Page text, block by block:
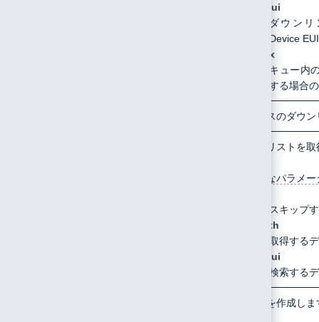
deveui
ダウン
Device
index
キュー内
する場合の
全デバイスのダウ
デバイスリストを
指定可能なパラメ
スキップ
length
取得する
deveui
検索する
デバイスを作成し